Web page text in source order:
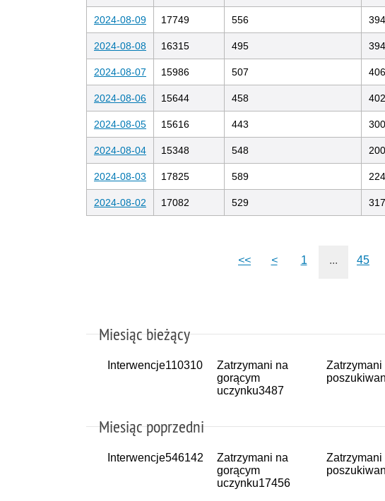
2024-08-09 17749 556 394
2024-08-08 16315 495 394
2024-08-07 15986 507 406
2024-08-06 15644 458 402
2024-08-05 15616 443 300
2024-08-04 15348 548 200
2024-08-03 17825 589 224
2024-08-02 17082 529 317
<< < 1 ... 45
Miesiąc bieżący
Interwencje110310
Zatrzymani na
gorącym
uczynku3487
Zatrzymani
Miesiąc poprzedni
Interwencje546142
Zatrzymani na
gorącym
uczynku17456
Zatrzymani